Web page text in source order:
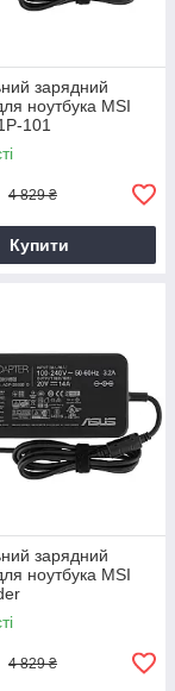
зарядний
ноутбука MSI
101
4 829 ₴
Купити
зарядний
ноутбука MSI
4 829 ₴